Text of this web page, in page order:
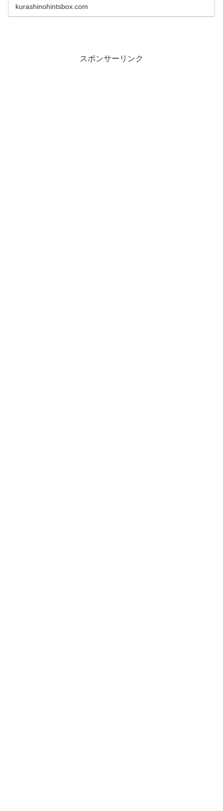
kurashinohintsbox.com
スポンサーリンク